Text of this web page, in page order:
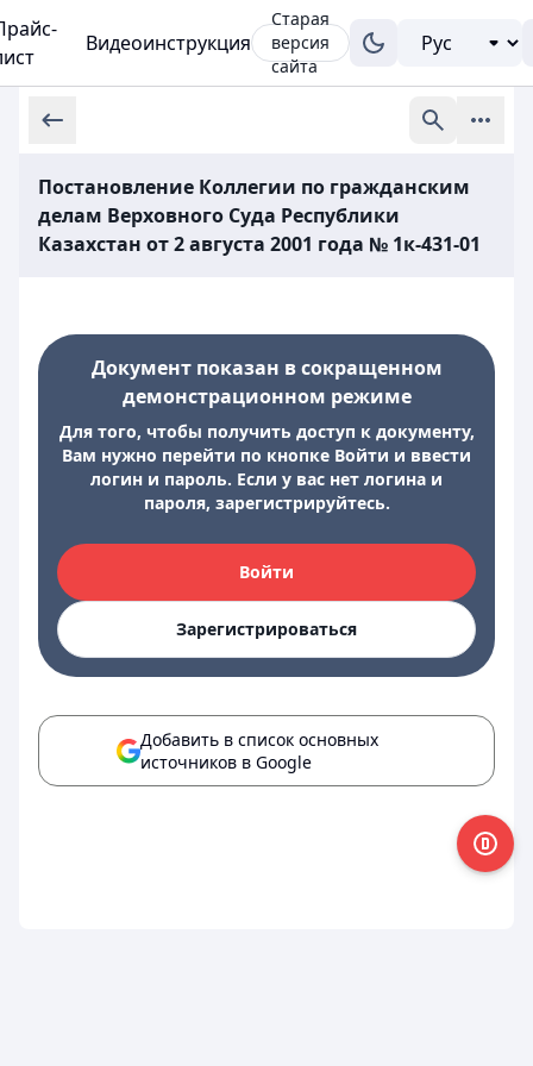
Видеоинструкция
Старая
версия
сайта
Постановление Коллегии по гражданским
делам Верховного Суда Республики
Казахстан от 2 августа 2001 года № 1к-431-01
Документ показан в сокращенном
демонстрационном режиме
Для того, чтобы получить доступ к документу,
Вам нужно перейти по кнопке Войти и ввести
логин и пароль. Если у вас нет логина и
пароля, зарегистрируйтесь.
Войти
Зарегистрироваться
Добавить в список основных
источников в Google